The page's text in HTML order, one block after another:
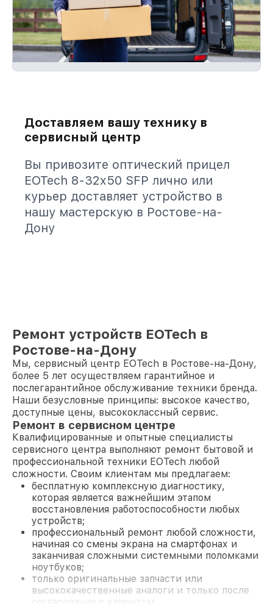
Доставляем вашу технику в
сервисный центр
Вы привозите оптический прицел
EOTech 8-32x50 SFP лично или
курьер доставляет устройство в
нашу мастерскую в Ростове-на-
Дону
Ремонт устройств EOTech в
Ростове-на-Дону
Мы, сервисный центр EOTech в Ростове-на-Дону,
более 5 лет осуществляем гарантийное и
послегарантийное обслуживание техники бренда.
Наши безусловные принципы: высокое качество,
доступные цены, высококлассный сервис.
Ремонт в сервисном центре
Квалифицированные и опытные специалисты
сервисного центра выполняют ремонт бытовой и
профессиональной техники EOTech любой
сложности. Своим клиентам мы предлагаем:
бесплатную комплексную диагностику,
которая является важнейшим этапом
восстановления работоспособности любых
устройств;
профессиональный ремонт любой сложности,
начиная со смены экрана на смартфонах и
заканчивая сложными системными поломками
ноутбуков;
только оригинальные запчасти или
высококачественные аналоги и только после